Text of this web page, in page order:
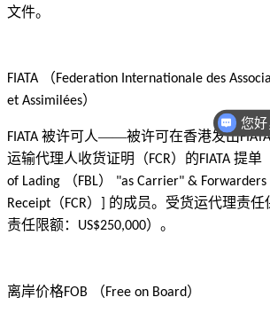
文件。
FIATA （Federation Internationale des
et Assimilées）
FIATA 被许可人——被许可在香港发出FIATA
运输代理人收货证明（FCR）的FIATA 提单
of Lading
（FBL） "as Carrier" &
Receipt （FCR）
的成员。受货运代理责
责任限额： US$250,000）。
离岸价格FOB （Free on Board）